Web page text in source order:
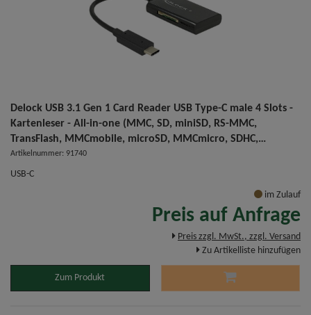
Delock USB 3.1 Gen 1 Card Reader USB Type-C male 4 Slots -
Kartenleser - All-in-one (MMC, SD, miniSD, RS-MMC,
TransFlash, MMCmobile, microSD, MMCmicro, SDHC,
miniSDHC, microSDHC, SDXC, microSDXC, SDHC UHS-I,
microSDHC UHS-I)
Artikelnummer: 91740
USB-C
im Zulauf
Preis auf Anfrage
Preis zzgl. MwSt., zzgl. Versand
Zu Artikelliste hinzufügen
Zum Produkt